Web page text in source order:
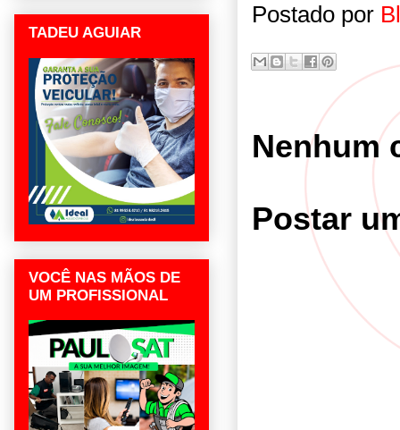
Postado por
Nenhum
Postar
TADEU AGUIAR
VOCÊ NAS MÃOS DE
UM PROFISSIONAL